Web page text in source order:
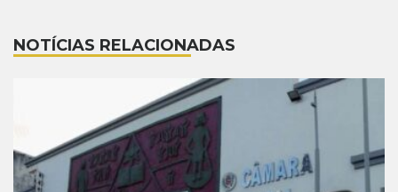
NOTÍCIAS RELACIONADAS